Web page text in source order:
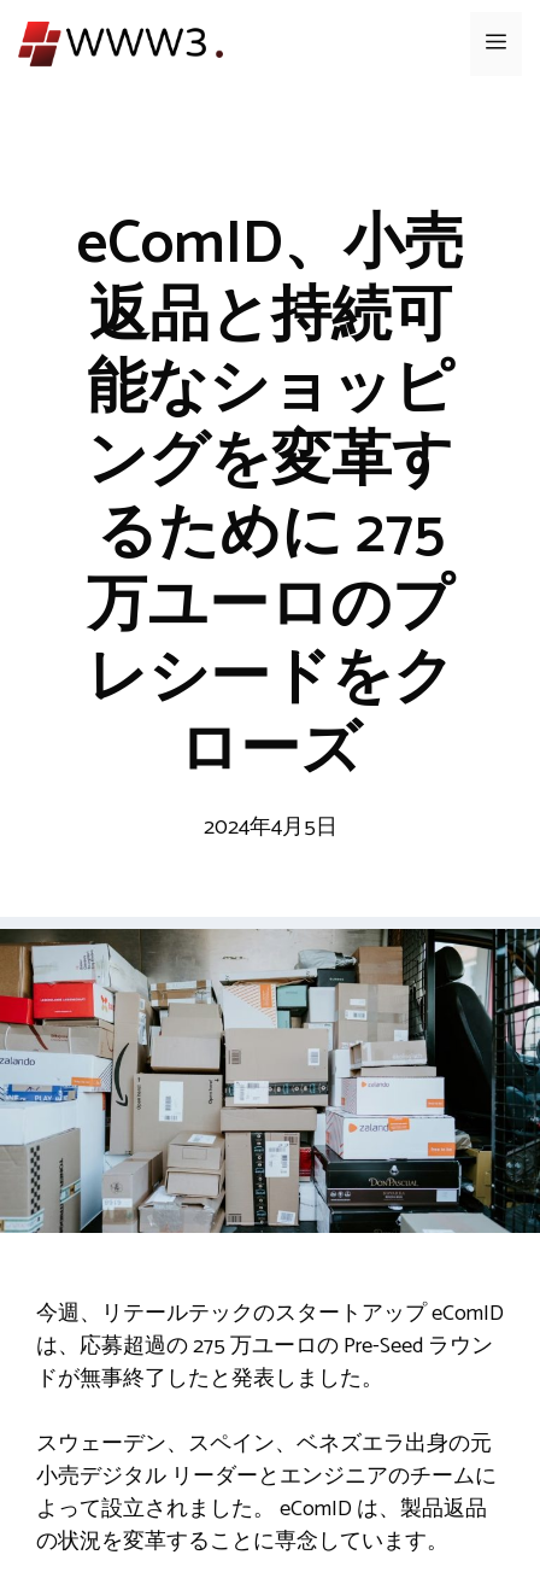
ン
メ
eComID、小売
返品と持続可
能なショッピ
ングを変革す
るために 275
万ユーロのプ
レシードをク
ローズ
2024年4月5日
今週、リテールテックのスタートアップ eComID
は、応募超過の 275 万ユーロの Pre-Seed ラウン
ドが無事終了したと発表しました。
スウェーデン、スペイン、ベネズエラ出身の元
小売デジタル リーダーとエンジニアのチームに
よって設立されました。 eComID は、製品返品
の状況を変革することに専念しています。